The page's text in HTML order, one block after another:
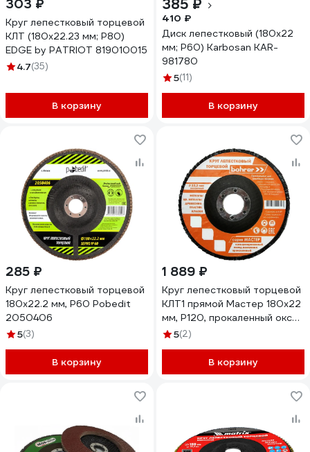
303 ₽
Круг лепестковый торцевой
КЛТ (180х22.23 мм; P80)
EDGE by PATRIOT 819010015
4.7(35)
В корзину
385 ₽
410 ₽
Диск лепестковый (180х22
мм; Р60) Karbosan KAR-
981780
5(11)
В корзину
285 ₽
Круг лепестковый торцевой
180x22.2 мм, Р60 Pobedit
2050406
5(3)
В корзину
1 889 ₽
Круг лепестковый торцевой
КЛТ1 прямой Мастер 180x22
мм, P120, прокаленный оксид
алюминия, 10 шт Bohrer
5(2)
В корзину